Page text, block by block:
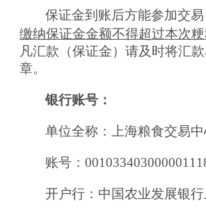
保证金到账后方能参加交
缴纳保证金金额不得超过本次
凡汇款（保证金）请及时将汇
章。
银行账号：
单位全称：上海粮食交易
账号：
开户行：中国农业发展银